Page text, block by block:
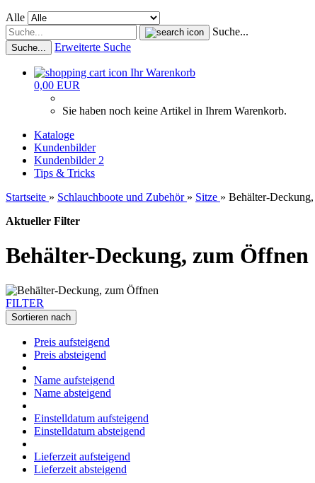
Alle
Suche...
Suche... Erweiterte Suche
Ihr Warenkorb
0,00 EUR
Sie haben noch keine Artikel in Ihrem Warenkorb.
Kataloge
Kundenbilder
Kundenbilder 2
Tips & Tricks
Startseite » Schlauchboote und Zubehör » Sitze » Behälter-
Aktueller Filter
Behälter-Deckung, zum Öffnen
FILTER
Sortieren nach
Preis aufsteigend
Preis absteigend
Name aufsteigend
Name absteigend
Einstelldatum aufsteigend
Einstelldatum absteigend
Lieferzeit aufsteigend
Lieferzeit absteigend